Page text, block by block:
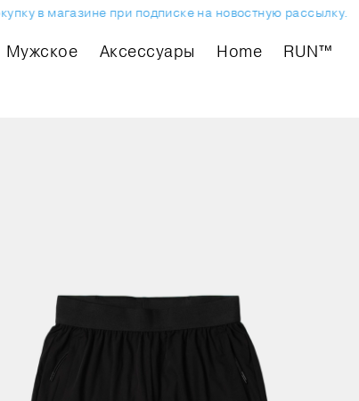
в магазине при подписке на новостную рассылку.
Мужское Аксессуары Home RUN™